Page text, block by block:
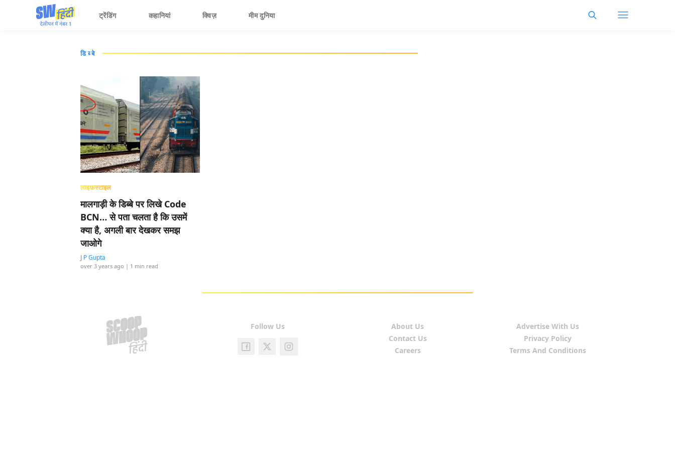
ट्रेंडिंग कहानियां क्विज़ मीम दुनिया
डिब्बे
लाइफ़स्टाइल
मालगाड़ी के डिब्बे पर लिखे Code
BCN… से पता चलता है कि उसमें
क्या है, अगली बार देखकर समझ
जाओगे
J P Gupta
over 3 years ago | 1 min read
Follow Us
About Us
Contact Us
Careers
Advertise With Us
Privacy Policy
Terms And Conditions